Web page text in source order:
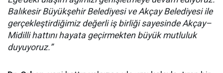
Balıkesir Büyükşehir Belediyesi ve Akçay Belediyesi ile
gerçekleştirdiğimiz değerli iş birliği sayesinde Akçay–
Midilli hattını hayata geçirmekten büyük mutluluk
duyuyoruz.”